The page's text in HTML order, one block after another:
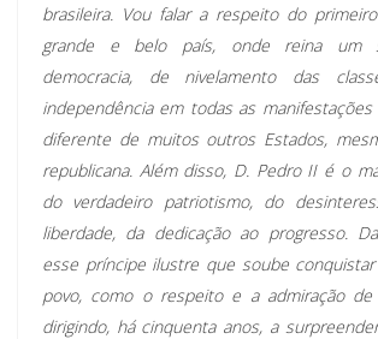
brasileira. Vou falar a respeito do
grande e belo país, onde reina um
democracia, de nivelamento das
independência em todas as
diferente de muitos outros Estados,
republicana. Além disso, D. Pedro II é o
do verdadeiro patriotismo, do
liberdade, da dedicação ao progresso.
esse príncipe ilustre que soube
povo, como o respeito e a admiração de
dirigindo, há cinquenta anos, a